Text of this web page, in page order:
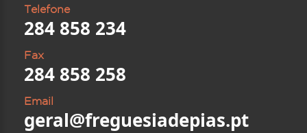
Telefone
284 858 234
Fax
284 858 258
Email
geral@freguesiadepias.pt